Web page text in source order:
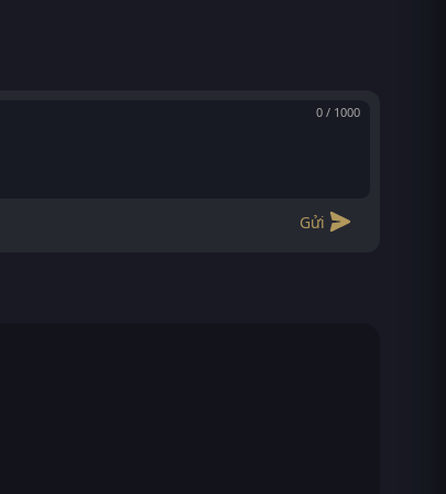
0 / 1000
Gửi